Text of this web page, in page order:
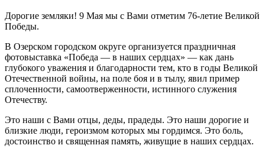
Дорогие земляки! 9 Мая мы с Вами отметим 76-летие Великой
Победы.
В Озерском городском округе организуется праздничная
фотовыставка «Победа — в наших сердцах» — как дань
глубокого уважения и благодарности тем, кто в годы Великой
Отечественной войны, на поле боя и в тылу, явил пример
сплоченности, самоотверженности, истинного служения
Отечеству.
Это наши с Вами отцы, деды, прадеды. Это наши дорогие и
близкие люди, героизмом которых мы гордимся. Это боль,
достоинство и священная память, живущие в наших сердцах.